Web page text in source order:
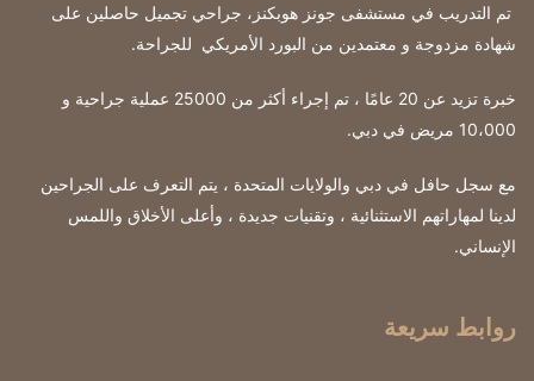
تم التدريب في مستشفى جونز هوبكنز، جراحي تجميل حاصلين على
شهادة مزدوجة و معتمدين من البورد الأمريكي للجراحة.
خبرة تزيد عن 20 عامًا ، تم إجراء أكثر من 25000 عملية جراحية و
10،000 مريض في دبي.
مع سجل حافل في دبي والولايات المتحدة ، يتم التعرف على الجراحين
لدينا لمهاراتهم الاستثنائية ، وتقنيات جديدة ، وأعلى الأخلاق واللمس
الإنساني.
روابط سريعة